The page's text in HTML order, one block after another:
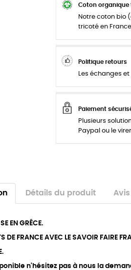
Coton organique
Notre coton bio
tricoté en
Politique retours
Les échanges
Paiement
Plusieurs
Paypal ou le
Détails du produit Avis
EN GRÊCE.
DE FRANCE AVEC LE SAVOIR FAIRE
n'hésitez pas à nous la